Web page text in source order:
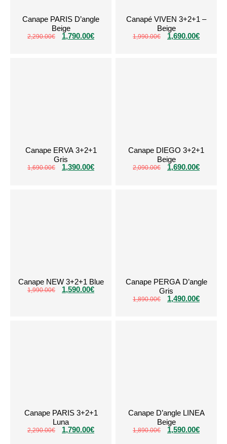
Canape PARIS D’angle
Beige
2,290.00€ 1,790.00€
Canapé VIVEN 3+2+1 –
Beige
1,990.00€ 1,690.00€
Canape ERVA 3+2+1
Gris
1,690.00€ 1,390.00€
Canape DIEGO 3+2+1
Beige
2,090.00€ 1,690.00€
Canape NEW 3+2+1 Blue
1,990.00€ 1,590.00€
Canape PERGA D’angle
Gris
1,890.00€ 1,490.00€
Canape PARIS 3+2+1
Luna
2,290.00€ 1,790.00€
Canape D’angle LINEA
Beige
1,890.00€ 1,590.00€